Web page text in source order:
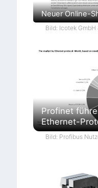
Neuer Online-
Bild: Icotek GmbH
Profinet
Ethernet-
Bild: Profibus